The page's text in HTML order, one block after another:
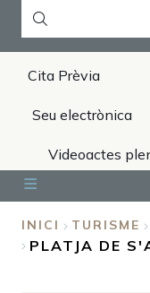
Cita Prèvia
Seu electrònica
Videoactes
Inici
Ajuntament
Àrees
Municipi
Turisme
FIL
INICI TURISME
PLATJA DE